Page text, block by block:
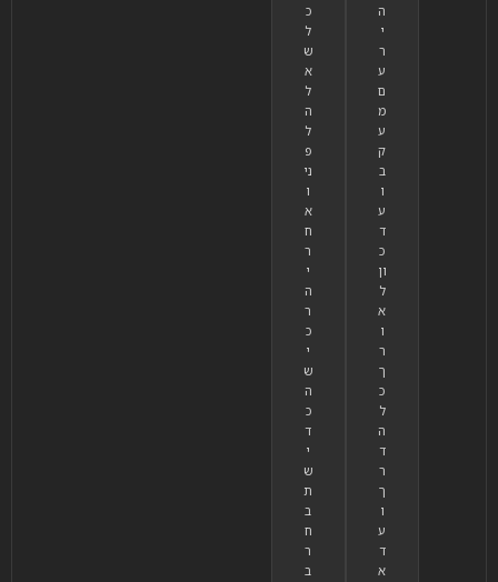
ה
י
ר
ע
ם
מ
ע
ק
ב
ו
ע
ד
כ
ון
ל
א
ו
ר
ך
כ
ל
ה
ד
ר
ך
ו
ע
ד
א
כ
ל
ש
א
ל
ה
ל
פ
ני
ו
א
ח
ר
י
ה
ר
כ
י
ש
ה
כ
ד
י
ש
ת
ב
ח
ר
ב